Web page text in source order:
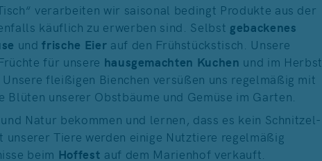
verarbeiten wir saisonal bedingt Produkte aus der
käuflich zu erwerben sind. Selbst gebackenes
undfrische Eier auf den Frühstückstisch. Unsere
für unsere hausgemachten Kuchen und im Herbst
fleißigen Bienchen versüßen uns regelmäßig mit
Blüten unserer Obstbäume und Gemüse im Garten.
Natur bekommen und lernen, dass es kein Schnitzel-
Tiere werden einige Nutztiere regelmäßig
beim Hoffest auf dem Marienhof verkauft.